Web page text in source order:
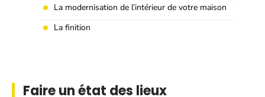
La modernisation de l’intérieur de votre maison
La finition
Faire un état des lieux